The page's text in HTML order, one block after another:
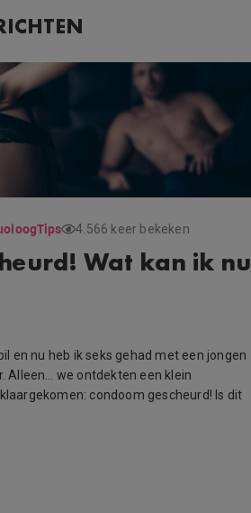
Tips 4.566 keer bekeken
Wat kan ik nu
en nu heb ik seks gehad met een jongen
Alleen… we ontdekten een klein
condoom gescheurd! Is dit